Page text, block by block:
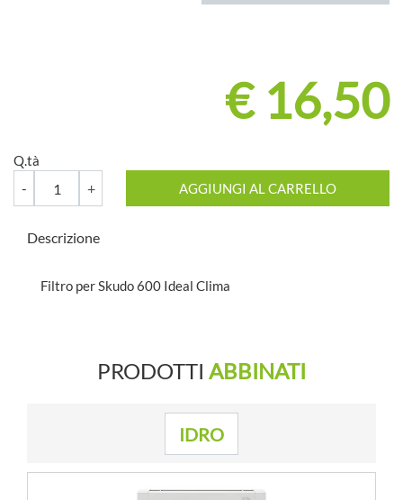
€ 16,50
Q.tà
AGGIUNGI AL CARRELLO
Descrizione
Filtro per Skudo 600 Ideal Clima
PRODOTTI ABBINATI
IDRO